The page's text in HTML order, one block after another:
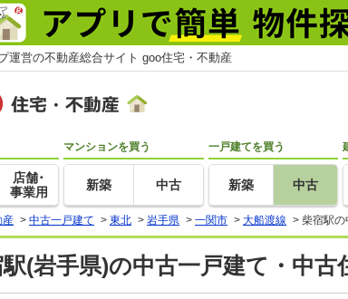
運営の不動産総合サイト goo住宅・不動産
店舗･
事業用
マンションを買う
新築 中古
一戸建てを買う
新築 中古
産 > 中古一戸建て > 東北 > 岩手県 > 一関市 > 大船渡線 > 柴宿駅の
(岩手県)の中古一戸建て・中古